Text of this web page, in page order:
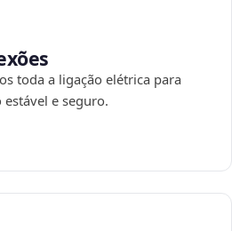
toda a ligação elétrica para
e seguro.